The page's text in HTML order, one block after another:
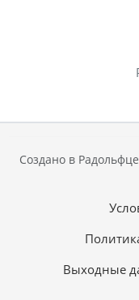
Создано в
Выходные